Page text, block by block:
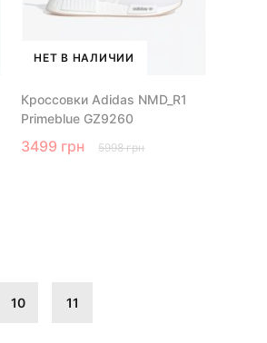
НЕТ В НАЛИЧИИ
Кроссовки Adidas NMD_R1
Primeblue GZ9260
3499 грн 5998 грн
10 11